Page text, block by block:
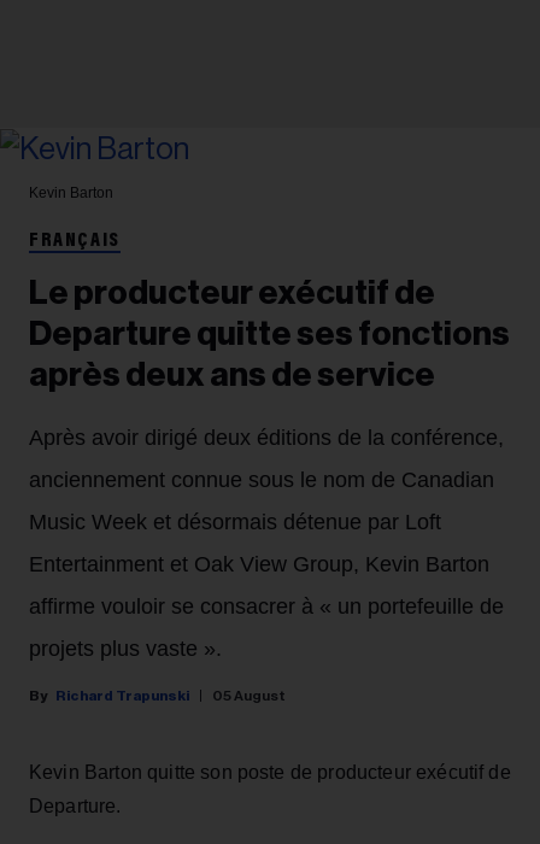
Kevin Barton
FRANÇAIS
Le producteur exécutif de
Departure quitte ses fonctions
après deux ans de service
Après avoir dirigé deux éditions de la conférence,
anciennement connue sous le nom de Canadian
Music Week et désormais détenue par Loft
Entertainment et Oak View Group, Kevin Barton
affirme vouloir se consacrer à « un portefeuille de
projets plus vaste ».
Richard Trapunski 05 August
Kevin Barton quitte son poste de producteur exécutif de
Departure.